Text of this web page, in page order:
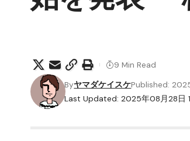
Last Updated: 2025年08月28日
ByヤマダケイスケPublished:
9 Min Read